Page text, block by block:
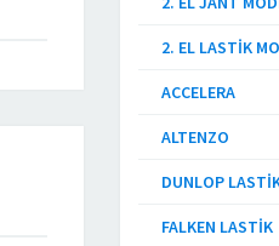
2. EL LASTIK
ACCELERA
ALTENZO
DUNLOP
FALKEN LASTIK